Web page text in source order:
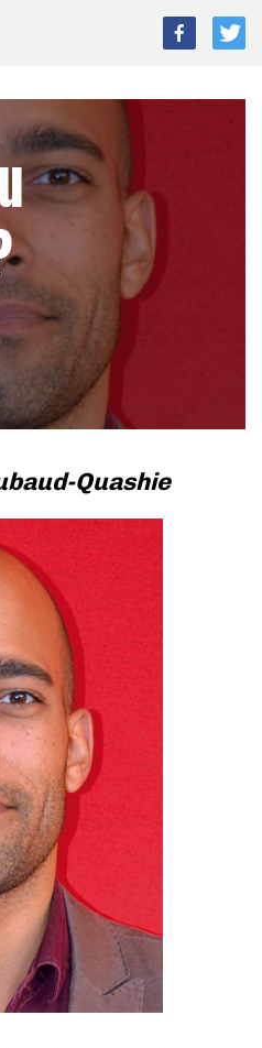
Quashie